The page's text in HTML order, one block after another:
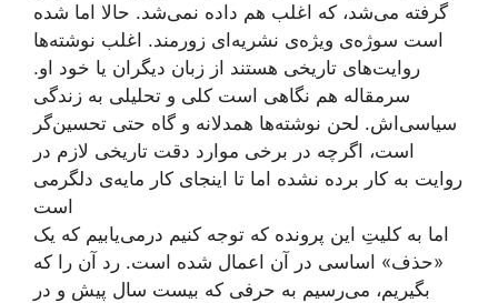
گرفته می‌شد، که اغلب هم داده نمی‌شد. حالا اما شده
است سوژه‌ی ویژه‌ی نشریه‌ای زورمند. اغلب نوشته‌ها
روایت‌های تاریخی هستند از زبان دیگران یا خود او.
سرمقاله هم نگاهی ا‌ست کلی و تحلیلی به زندگی
سیاسی‌اش. لحن نوشته‌ها همدلانه و گاه حتی تحسین‌گر
است، اگرچه در برخی موارد دقت تاریخی لازم در
روایت به کار برده نشده اما تا اینجای کار مایه‌ی دلگرمی
ا‌ست
اما به کلیتِ این پرونده که توجه کنیم درمی‌یابیم که یک
«حذف» اساسی در آن اعمال شده است. رد آن را که
بگیریم، می‌رسیم به حرفی که بیست سال پیش و در